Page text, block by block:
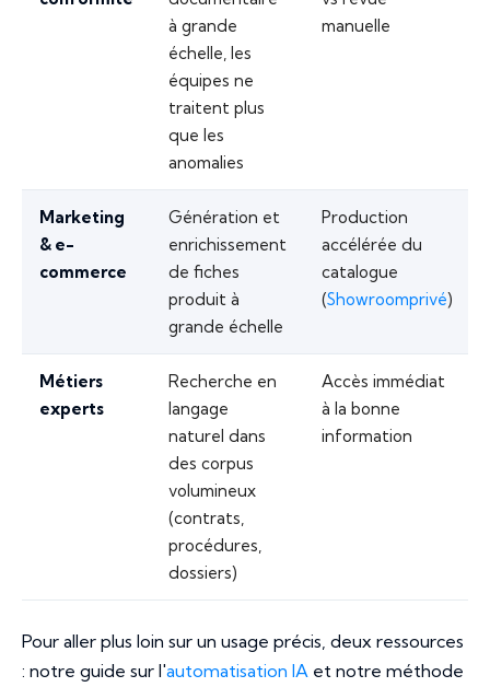
à grande
échelle, les
équipes ne
traitent plus
que les
anomalies
manuelle
Marketing
& e-
commerce
Génération et
enrichissement
de fiches
produit à
grande échelle
Production
accélérée du
catalogue
(Showroomprivé)
Métiers
experts
Recherche en
langage
naturel dans
des corpus
volumineux
(contrats,
procédures,
dossiers)
Accès immédiat
à la bonne
information
Pour aller plus loin sur un usage précis, deux ressources
: notre guide sur l'automatisation IA et notre méthode